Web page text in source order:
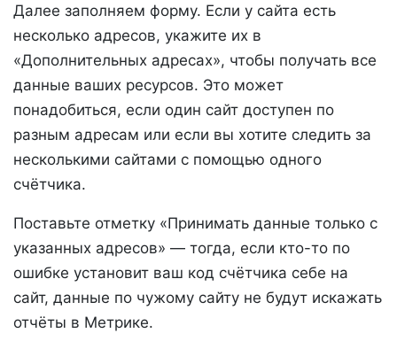
Далее заполняем форму. Если у сайта есть
несколько адресов, укажите их в
«Дополнительных адресах», чтобы получать все
данные ваших ресурсов. Это может
понадобиться, если один сайт доступен по
разным адресам или если вы хотите следить за
несколькими сайтами с помощью одного
счётчика.
Поставьте отметку «Принимать данные только с
указанных адресов» — тогда, если кто-то по
ошибке установит ваш код счётчика себе на
сайт, данные по чужому сайту не будут искажать
отчёты в Метрике.